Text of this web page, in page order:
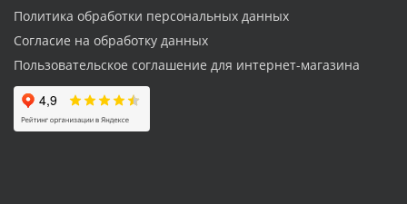
Политика обработки персональных данных
Согласие на обработку данных
Пользовательское соглашение для интернет-магазина